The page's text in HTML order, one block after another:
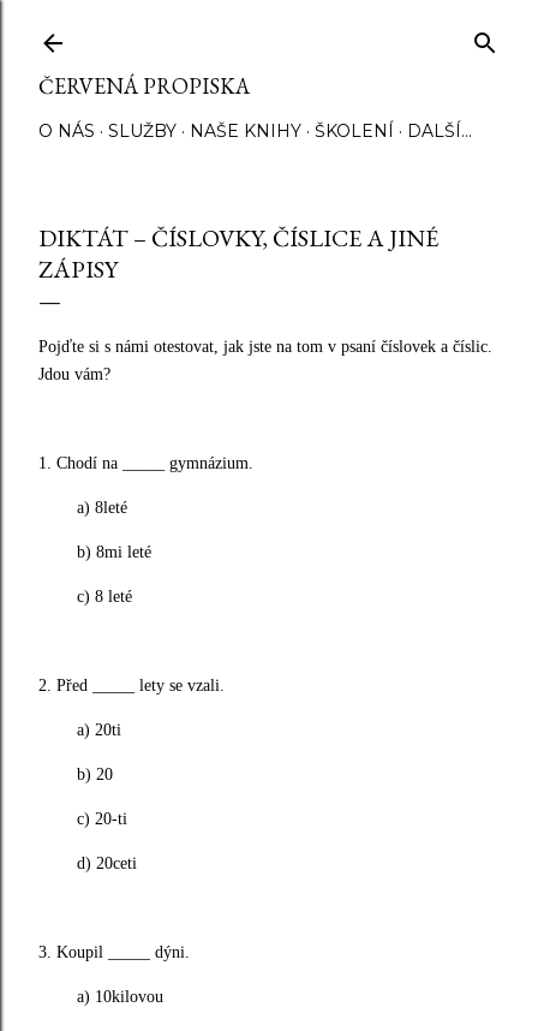
ČERVENÁ PROPISKA
O NÁS SLUŽBY NAŠE KNIHY ŠKOLENÍ DALŠÍ…
DIKTÁT – ČÍSLOVKY, ČÍSLICE A JINÉ
ZÁPISY
Pojďte si s námi otestovat, jak jste na tom v psaní číslovek a číslic.
Jdou vám?
1. Chodí na _____ gymnázium.
a) 8leté
b) 8mi leté
c) 8 leté
2. Před _____ lety se vzali.
a) 20ti
b) 20
c) 20-ti
d) 20ceti
3. Koupil _____ dýni.
a) 10kilovou